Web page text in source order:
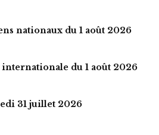
nationaux du 1 août 2026
internationale du 1 août 2026
31 juillet 2026